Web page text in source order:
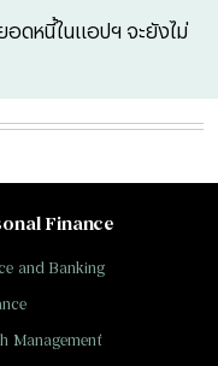
ดหนี้ในแอปฯ จะยังไม่
Finance
and Banking
Management